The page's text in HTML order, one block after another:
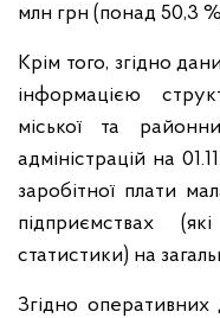
млн грн (понад 50,3
Крім того, згідно
інформацією
міської та
адміністрацій на
заробітної плати
підприємствах
статистики) на
Згідно оперативних